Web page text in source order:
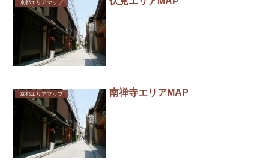
京都エリアマップ
京都エリアマップ 南禅寺エリアMAP